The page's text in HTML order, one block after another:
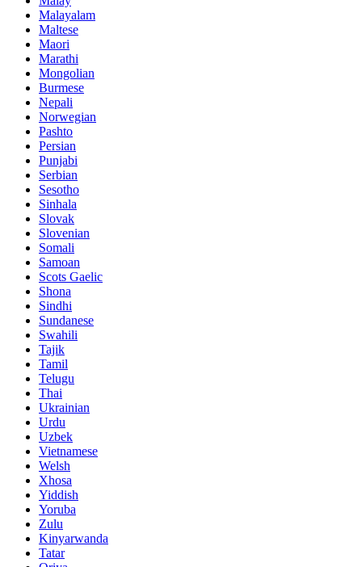
Malayalam
Maltese
Maori
Marathi
Mongolian
Burmese
Nepali
Norwegian
Pashto
Persian
Punjabi
Serbian
Sesotho
Sinhala
Slovak
Slovenian
Somali
Samoan
Scots Gaelic
Shona
Sindhi
Sundanese
Swahili
Tajik
Tamil
Telugu
Thai
Ukrainian
Urdu
Uzbek
Vietnamese
Welsh
Xhosa
Yiddish
Yoruba
Zulu
Kinyarwanda
Tatar